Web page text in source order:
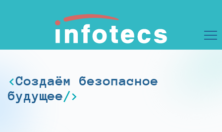
Создаём безопасное
будущее